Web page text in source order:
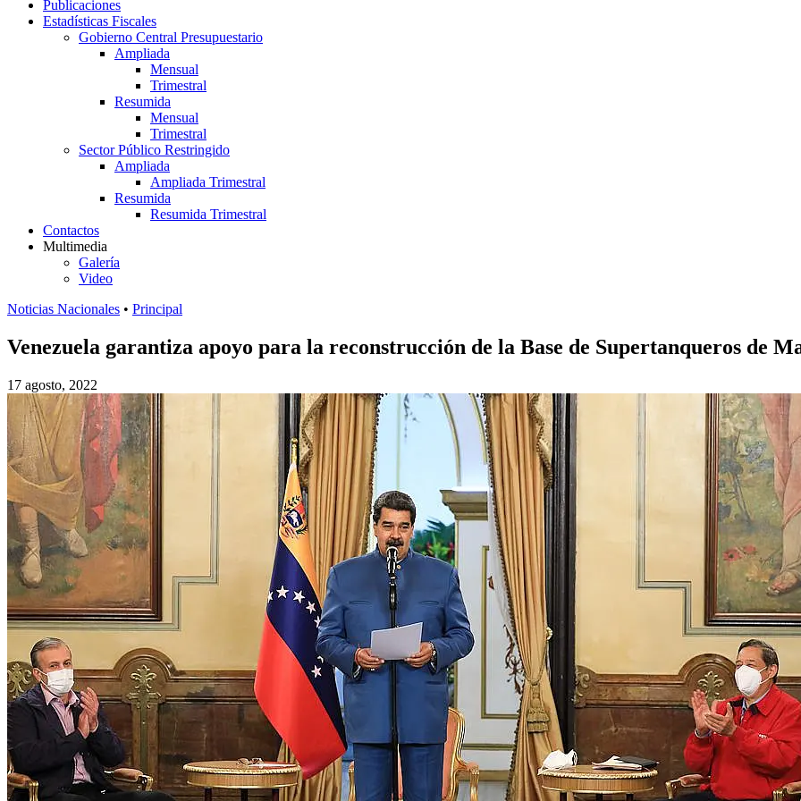
Publicaciones
Estadísticas Fiscales
Gobierno Central Presupuestario
Ampliada
Mensual
Trimestral
Resumida
Mensual
Trimestral
Sector Público Restringido
Ampliada
Ampliada Trimestral
Resumida
Resumida Trimestral
Contactos
Multimedia
Galería
Video
Noticias Nacionales • Principal
Venezuela garantiza apoyo para la reconstrucción de la Base de Supertanqueros de
17 agosto, 2022